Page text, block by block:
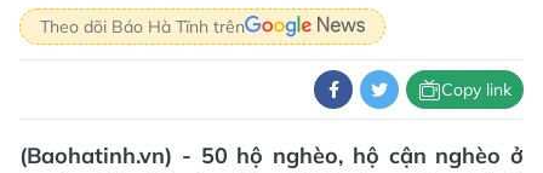
Theo dõi Báo Hà Tĩnh trên
Copy link
(Baohatinh.vn) - 50 hộ nghèo, hộ cận nghèo ở